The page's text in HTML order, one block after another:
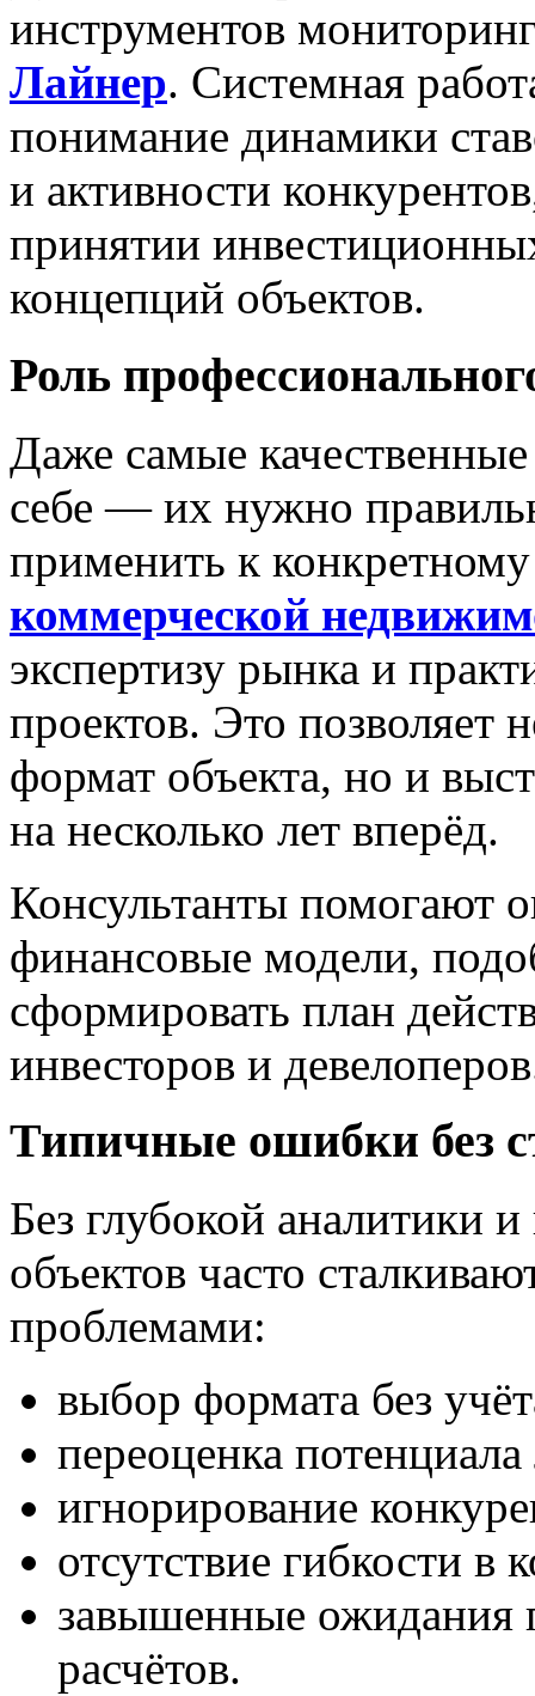
инструментов
Лайнер. Системная
понимание динамики
и активности
принятии
концепций объектов.
Роль
Даже самые
себе — их нужно
применить к
коммерческой
экспертизу рынка и
проектов. Это позволяет
формат объекта, но и
на несколько лет вперёд.
Консультанты помогают
финансовые модели,
сформировать план
инвесторов и
Типичные ошибки без
Без глубокой аналитики
объектов часто
проблемами:
выбор формата без
переоценка
игнорирование
отсутствие гибкости в
завышенные ожидания
расчётов.